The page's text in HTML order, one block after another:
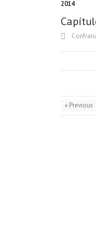
2014
« Previous